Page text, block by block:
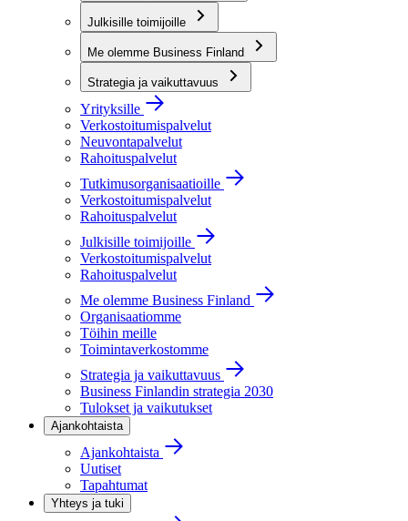
Julkisille toimijoille
Me olemme Business Finland
Strategia ja vaikuttavuus
Yrityksille
Verkostoitumispalvelut
Neuvontapalvelut
Rahoituspalvelut
Tutkimusorganisaatioille
Verkostoitumispalvelut
Rahoituspalvelut
Julkisille toimijoille
Verkostoitumispalvelut
Rahoituspalvelut
Me olemme Business Finland
Organisaatiomme
Töihin meille
Toimintaverkostomme
Strategia ja vaikuttavuus
Business Finlandin strategia 2030
Tulokset ja vaikutukset
Ajankohtaista
Ajankohtaista
Uutiset
Tapahtumat
Yhteys ja tuki